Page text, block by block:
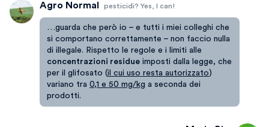
Agro Normal pesticidi? Yes, I can!
…guarda che però io – e tutti i miei colleghi che
si comportano correttamente – non faccio nulla
di illegale. Rispetto le regole e i limiti alle
concentrazioni residue imposti dalla legge, che
per il glifosato (il cui uso resta autorizzato)
variano tra 0,1 e 50 mg/kg a seconda dei
prodotti.